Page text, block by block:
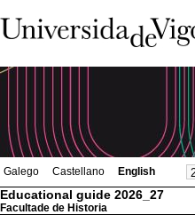
Galego Castellano English
Educational guide 2026_27
Facultade de Historia